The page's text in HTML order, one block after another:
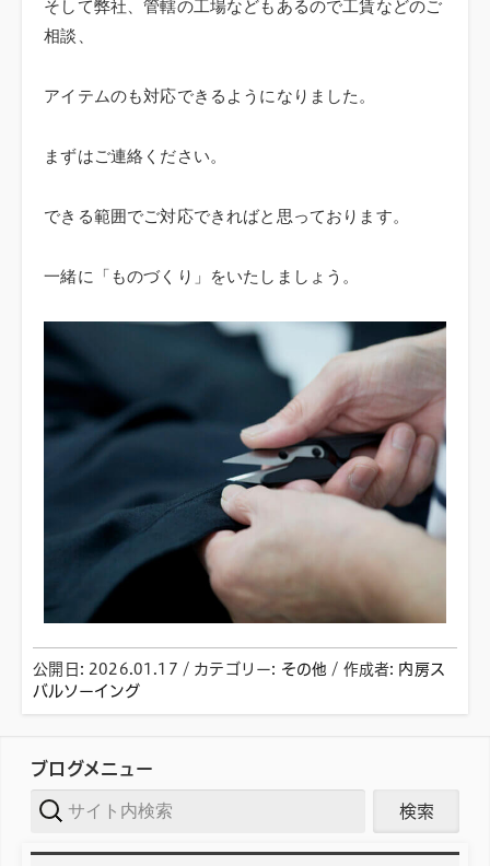
そして弊社、管轄の工場などもあるので工賃などのご
相談、
アイテムのも対応できるようになりました。
まずはご連絡ください。
できる範囲でご対応できればと思っております。
一緒に「ものづくり」をいたしましょう。
公開日: 2026.01.17 / カテゴリー: その他 / 作成者: 内房ス
バルソーイング
ブログメニュー
サイト内検
索